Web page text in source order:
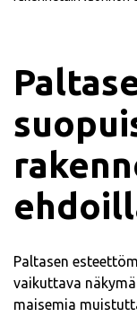
Paltasen
vaikuttava
maisemia